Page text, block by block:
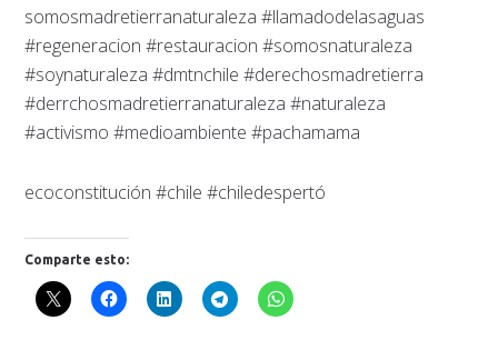
somosmadretierranaturaleza #llamadodelasaguas
#regeneracion #restauracion #somosnaturaleza
#soynaturaleza #dmtnchile #derechosmadretierra
#derrchosmadretierranaturaleza #naturaleza
#activismo #medioambiente #pachamama
ecoconstitución #chile #chiledespertó
Comparte esto: